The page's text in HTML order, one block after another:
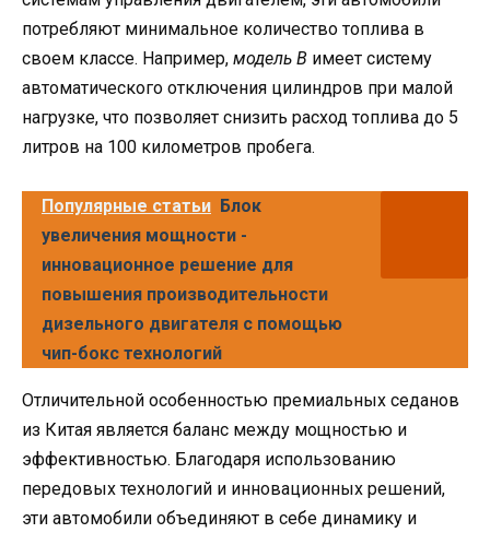
потребляют минимальное количество топлива в
своем классе. Например, модель B имеет систему
автоматического отключения цилиндров при малой
нагрузке, что позволяет снизить расход топлива до 5
литров на 100 километров пробега.
Популярные статьи Блок
увеличения мощности -
инновационное решение для
повышения производительности
дизельного двигателя с помощью
чип-бокс технологий
Отличительной особенностью премиальных седанов
из Китая является баланс между мощностью и
эффективностью. Благодаря использованию
передовых технологий и инновационных решений,
эти автомобили объединяют в себе динамику и